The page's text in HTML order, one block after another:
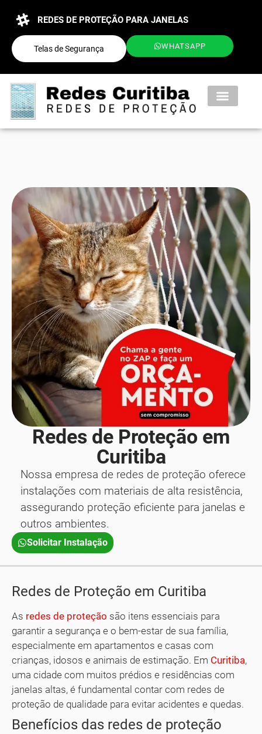
REDES DE PROTEÇÃO PARA JANELAS
Telas de Segurança WHATSAPP
Redes de Proteção em
Curitiba
Nossa empresa de redes de proteção oferece
instalações com materiais de alta resistência,
assegurando proteção eficiente para janelas e
outros ambientes.
Solicitar Instalação
Redes de Proteção em Curitiba
As redes de proteção são itens essenciais para
garantir a segurança e o bem-estar de sua família,
especialmente em apartamentos e casas com
crianças, idosos e animais de estimação. Em Curitiba,
uma cidade com muitos prédios e residências com
janelas altas, é fundamental contar com redes de
proteção de qualidade para evitar acidentes e quedas.
Benefícios das redes de proteção